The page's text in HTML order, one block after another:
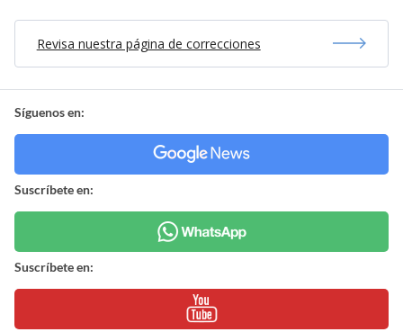
Revisa nuestra página de correcciones
Síguenos en:
Suscríbete en:
Suscríbete en: